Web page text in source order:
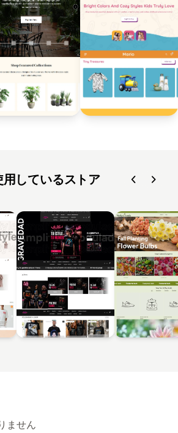
しているストア
ません